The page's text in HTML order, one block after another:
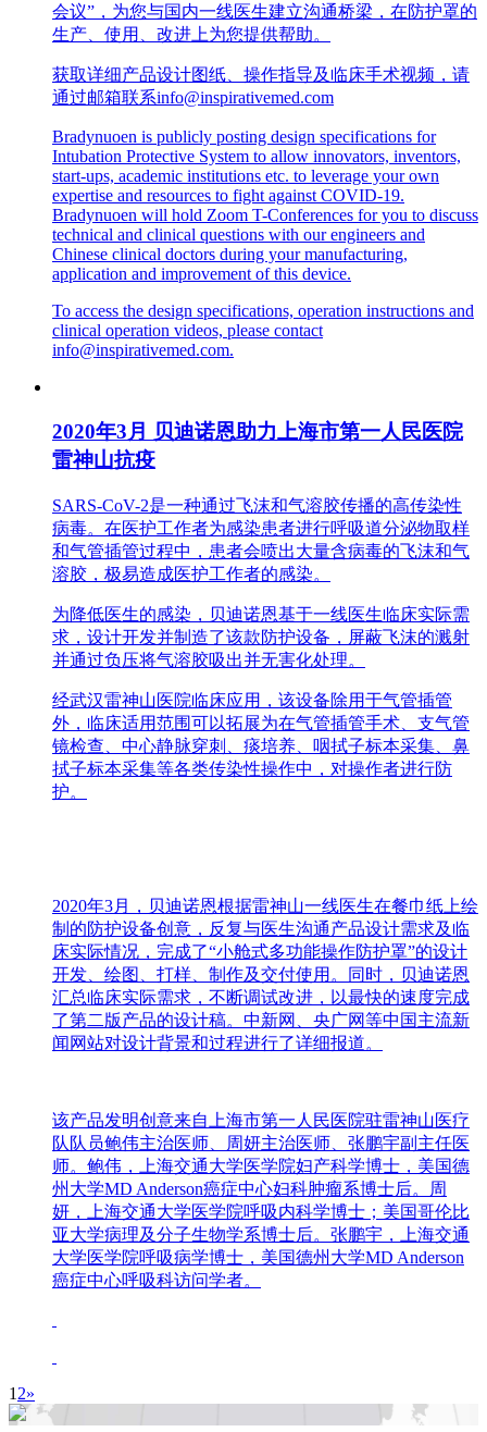
会议”，为您与国内一线医生建立沟通桥梁，在防护罩的
生产、使用、改进上为您提供帮助。
获取详细产品设计图纸、操作指导及临床手术视频，请
通过邮箱联系info@inspirativemed.com
Bradynuoen is publicly posting design specifications for
Intubation Protective System to allow innovators, inventors,
start-ups, academic institutions etc. to leverage your own
expertise and resources to fight against COVID-19.
Bradynuoen will hold Zoom T-Conferences for you to discuss
technical and clinical questions with our engineers and
Chinese clinical doctors during your manufacturing,
application and improvement of this device.
To access the design specifications, operation instructions and
clinical operation videos, please contact
info@inspirativemed.com.
2020年3月 贝迪诺恩助力上海市第一人民医院
雷神山抗疫
SARS-CoV-2是一种通过飞沫和气溶胶传播的高传染性
病毒。在医护工作者为感染患者进行呼吸道分泌物取样
和气管插管过程中，患者会喷出大量含病毒的飞沫和气
溶胶，极易造成医护工作者的感染。
为降低医生的感染，贝迪诺恩基于一线医生临床实际需
求，设计开发并制造了该款防护设备，屏蔽飞沫的溅射
并通过负压将气溶胶吸出并无害化处理。
经武汉雷神山医院临床应用，该设备除用于气管插管
外，临床适用范围可以拓展为在气管插管手术、支气管
镜检查、中心静脉穿刺、痰培养、咽拭子标本采集、鼻
拭子标本采集等各类传染性操作中，对操作者进行防
护。
2020年3月，贝迪诺恩根据雷神山一线医生在餐巾纸上绘
制的防护设备创意，反复与医生沟通产品设计需求及临
床实际情况，完成了“小舱式多功能操作防护罩”的设计
开发、绘图、打样、制作及交付使用。同时，贝迪诺恩
汇总临床实际需求，不断调试改进，以最快的速度完成
了第二版产品的设计稿。中新网、央广网等中国主流新
闻网站对设计背景和过程进行了详细报道。
该产品发明创意来自上海市第一人民医院驻雷神山医疗
队队员鲍伟主治医师、周妍主治医师、张鹏宇副主任医
师。鲍伟，上海交通大学医学院妇产科学博士，美国德
州大学MD Anderson癌症中心妇科肿瘤系博士后。周
妍，上海交通大学医学院呼吸内科学博士；美国哥伦比
亚大学病理及分子生物学系博士后。张鹏宇，上海交通
大学医学院呼吸病学博士，美国德州大学MD Anderson
癌症中心呼吸科访问学者。
1 2»